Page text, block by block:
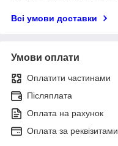
Всі умови доставки
Умови оплати
Оплатити частинами
Післяплата
Оплата на рахунок
Оплата за реквізитами